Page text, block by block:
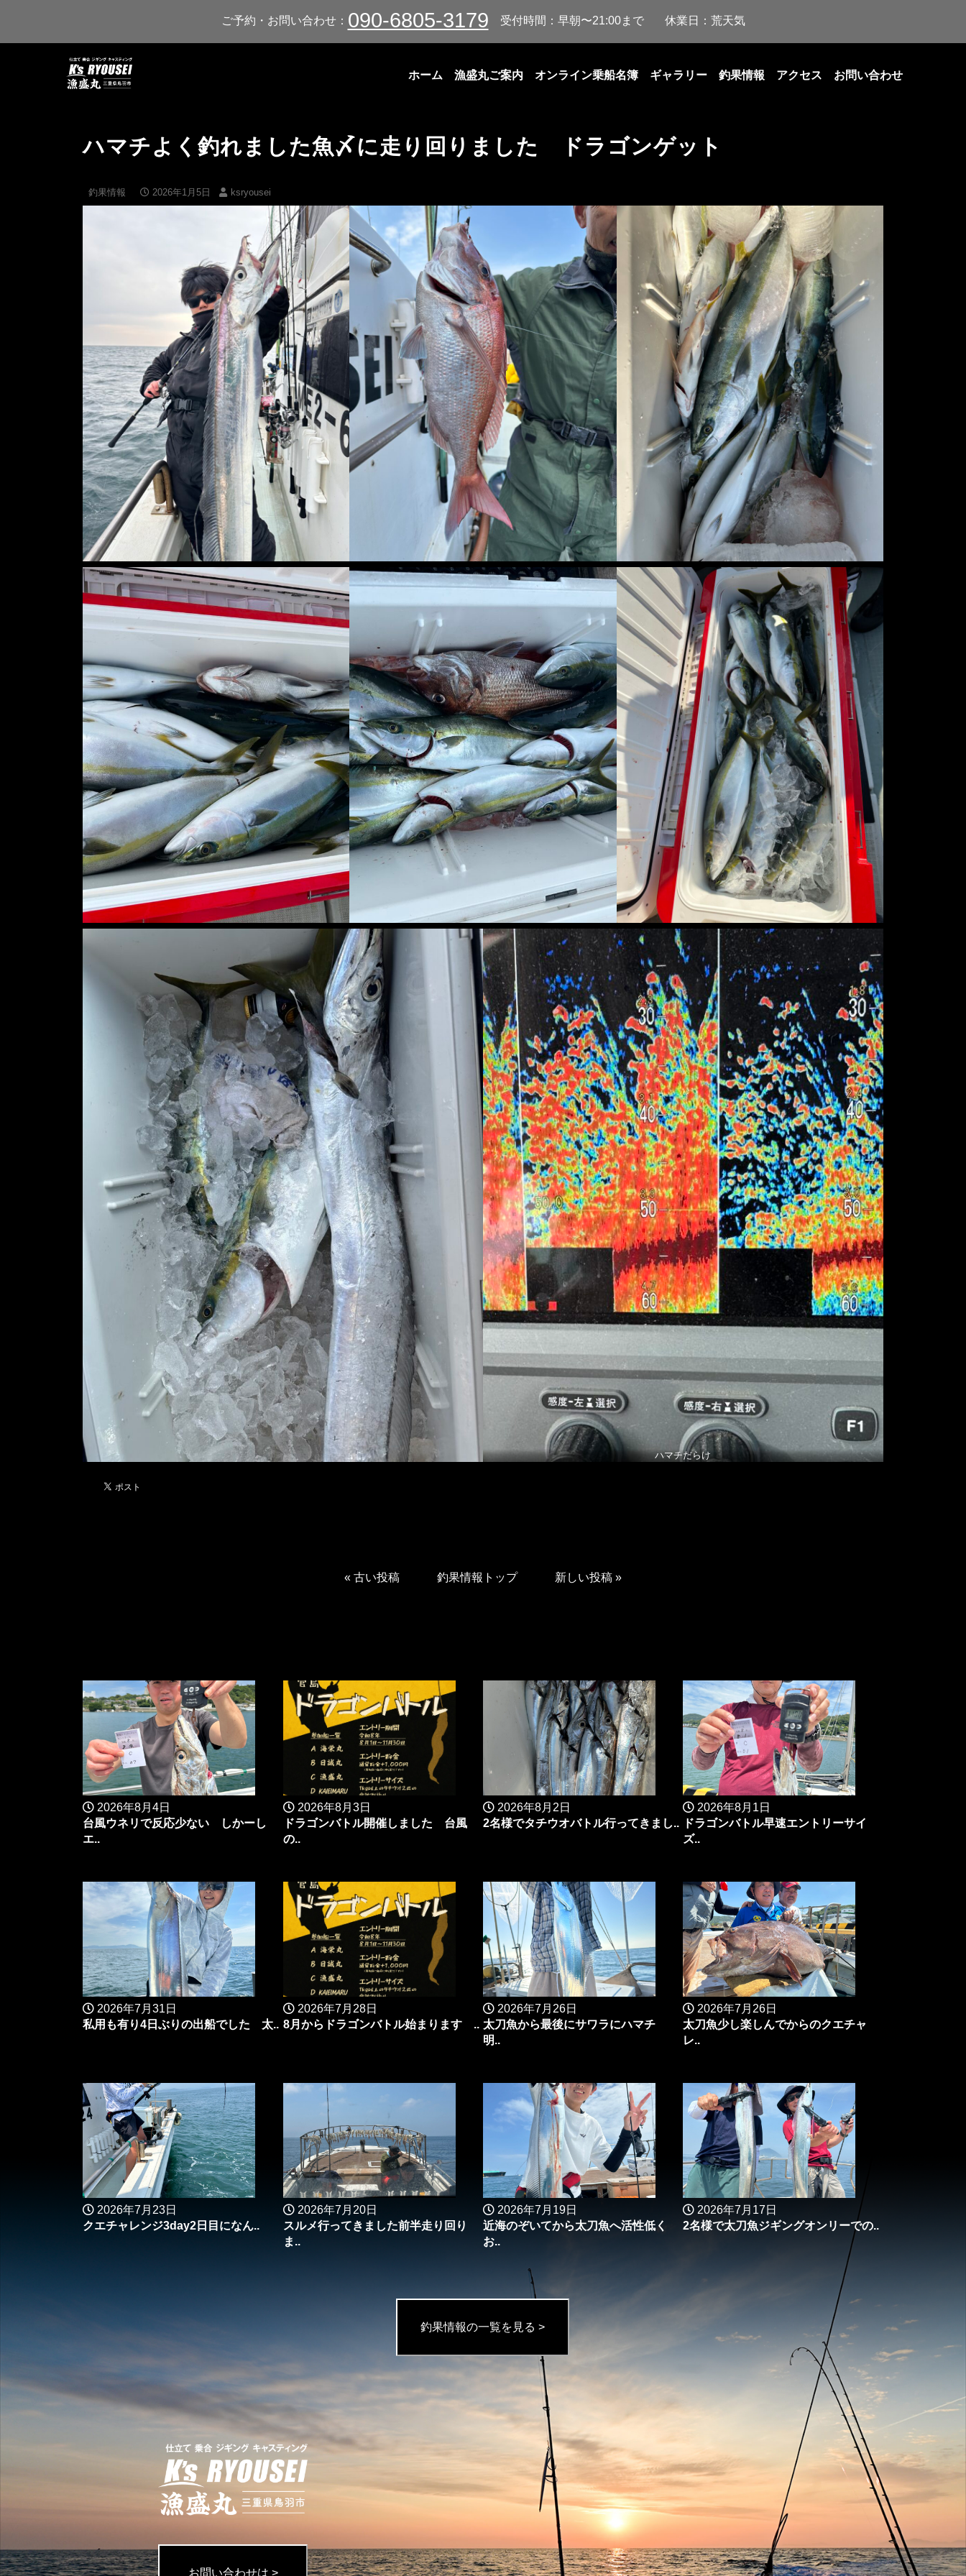
ご予約・お問い合わせ： 090-6805-3179 受付時間：早朝〜21:00まで 休業日：荒天気
ホーム 漁盛丸ご案内 オンライン乗船名簿 ギャラリー 釣果情報 アクセス お問い合わせ
ハマチよく釣れました魚〆に走り回りました ドラゴンゲット
釣果情報 2026年1月5日 ksryousei
ハマチだらけ
« 古い投稿 釣果情報トップ 新しい投稿»
2026年8月4日
台風ウネリで反応少ない しかーし
エ..
2026年8月3日
ドラゴンバトル開催しました 台風
の..
2026年8月2日
2名様でタチウオバトル行ってきまし..
2026年8月1日
ドラゴンバトル早速エントリーサイ
ズ..
2026年7月31日
私用も有り4日ぶりの出船でした 太..
2026年7月28日
8月からドラゴンバトル始まります ..
2026年7月26日
太刀魚から最後にサワラにハマチ
明..
2026年7月26日
太刀魚少し楽しんでからのクエチャ
レ..
2026年7月23日
クエチャレンジ3day2日目になん..
2026年7月20日
スルメ行ってきました前半走り回り
ま..
2026年7月19日
近海のぞいてから太刀魚へ活性低く
お..
2026年7月17日
2名様で太刀魚ジギングオンリーでの..
釣果情報の一覧を見る >
お問い合わせは >